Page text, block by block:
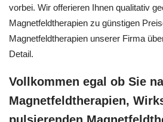
vorbei. Wir offerieren Ihnen qualitativ
Magnetfeldtherapien zu günstigen
Magnetfeldtherapien unserer Firma
Detail.
Vollkommen egal ob Sie
Magnetfeldtherapien,
pulsierenden